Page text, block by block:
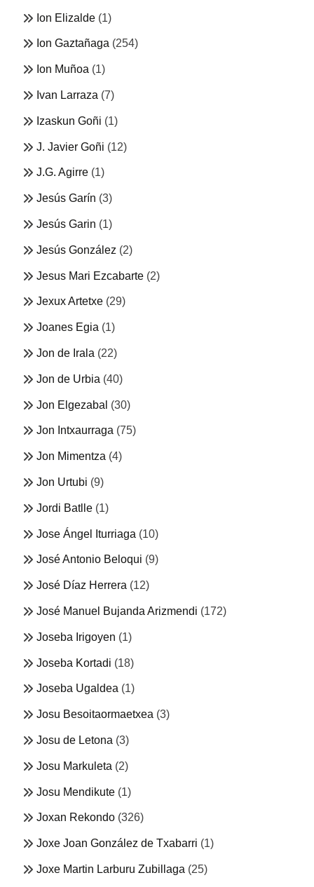
Ion Elizalde (1)
Ion Gaztañaga (254)
Ion Muñoa (1)
Ivan Larraza (7)
Izaskun Goñi (1)
J. Javier Goñi (12)
J.G. Agirre (1)
Jesús Garín (3)
Jesús Garin (1)
Jesús González (2)
Jesus Mari Ezcabarte (2)
Jexux Artetxe (29)
Joanes Egia (1)
Jon de Irala (22)
Jon de Urbia (40)
Jon Elgezabal (30)
Jon Intxaurraga (75)
Jon Mimentza (4)
Jon Urtubi (9)
Jordi Batlle (1)
Jose Ángel Iturriaga (10)
José Antonio Beloqui (9)
José Díaz Herrera (12)
José Manuel Bujanda Arizmendi (172)
Joseba Irigoyen (1)
Joseba Kortadi (18)
Joseba Ugaldea (1)
Josu Besoitaormaetxea (3)
Josu de Letona (3)
Josu Markuleta (2)
Josu Mendikute (1)
Joxan Rekondo (326)
Joxe Joan González de Txabarri (1)
Joxe Martin Larburu Zubillaga (25)